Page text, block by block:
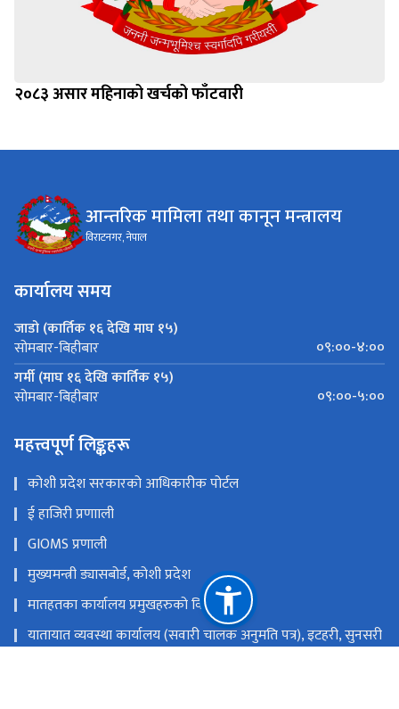
२०८३ असार महिनाको खर्चको फाँटवारी
आन्तरिक मामिला तथा कानून मन्त्रालय
विराटनगर, नेपाल
कार्यालय समय
जाडो (कार्तिक १६ देखि माघ १५)
सोमबार-बिहीबार
गर्मी (माघ १६ देखि कार्तिक १५)
सोमबार-बिहीबार
महत्त्वपूर्ण लिङ्कहरू
कोशी प्रदेश सरकारको आधिकारीक पोर्टल
ई हाजिरी प्रणााली
GIOMS प्रणाली
मुख्यमन्त्री ड्यासबोर्ड, कोशी प्रदेश
मातहतका कार्यालय प्रमुखहरुको विवरण
यातायात व्यवस्था कार्यालय (सवारी चालक अनुमति पत्र), इटहरी, सुनसरी
यातायात व्यवस्था कार्यालय, विराटनगर, मोरङ